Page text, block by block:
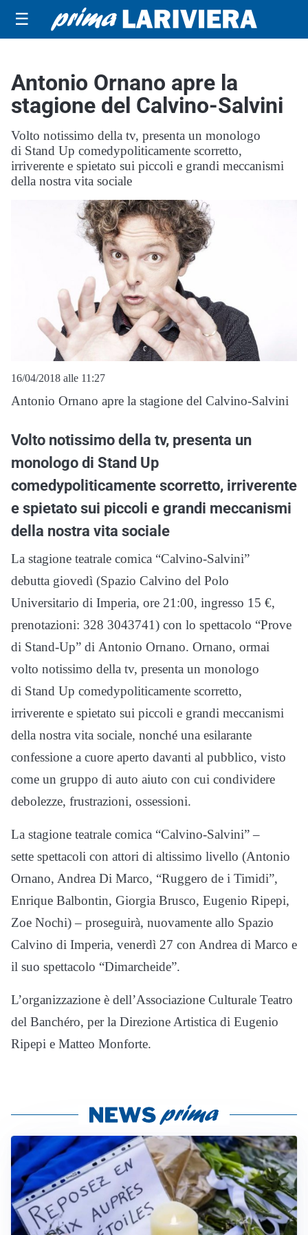
☰
Antonio Ornano apre la
stagione del Calvino-Salvini
Volto notissimo della tv, presenta un monologo
di Stand Up comedypoliticamente scorretto,
irriverente e spietato sui piccoli e grandi meccanismi
della nostra vita sociale
16/04/2018 alle 11:27
Antonio Ornano apre la stagione del Calvino-Salvini
Volto notissimo della tv, presenta un
monologo di Stand Up
comedypoliticamente scorretto, irriverente
e spietato sui piccoli e grandi meccanismi
della nostra vita sociale
La stagione teatrale comica “Calvino-Salvini”
debutta giovedì (Spazio Calvino del Polo
Universitario di Imperia, ore 21:00, ingresso 15 €,
prenotazioni: 328 3043741) con lo spettacolo “Prove
di Stand-Up” di Antonio Ornano. Ornano, ormai
volto notissimo della tv, presenta un monologo
di Stand Up comedypoliticamente scorretto,
irriverente e spietato sui piccoli e grandi meccanismi
della nostra vita sociale, nonché una esilarante
confessione a cuore aperto davanti al pubblico, visto
come un gruppo di auto aiuto con cui condividere
debolezze, frustrazioni, ossessioni.
La stagione teatrale comica “Calvino-Salvini” –
sette spettacoli con attori di altissimo livello (Antonio
Ornano, Andrea Di Marco, “Ruggero de i Timidi”,
Enrique Balbontin, Giorgia Brusco, Eugenio Ripepi,
Zoe Nochi) – proseguirà, nuovamente allo Spazio
Calvino di Imperia, venerdì 27 con Andrea di Marco e
il suo spettacolo “Dimarcheide”.
L’organizzazione è dell’Associazione Culturale Teatro
del Banchéro, per la Direzione Artistica di Eugenio
Ripepi e Matteo Monforte.